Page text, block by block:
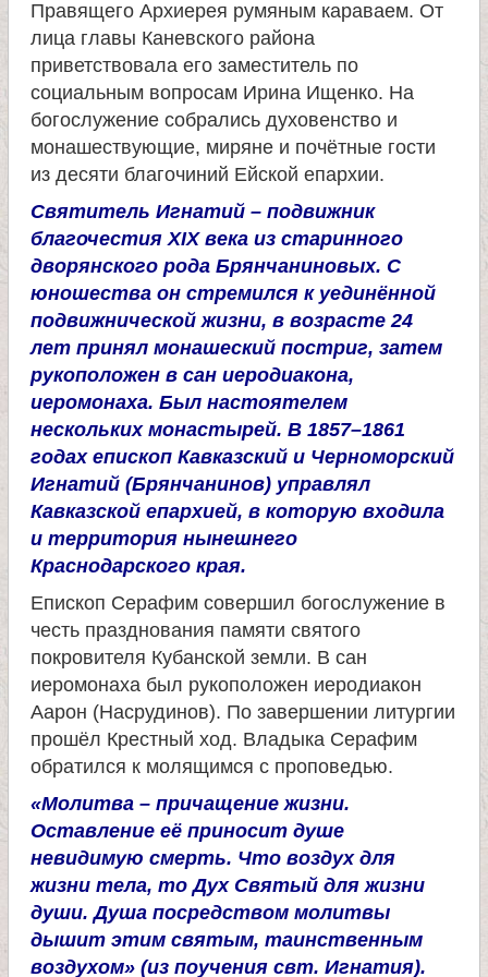
и
к
и
ц
е
л
и
е
л
я
П
а
н
е
Правящего Архиерея румяным караваем. От
лица главы Каневского района
приветствовала его заместитель по
социальным вопросам Ирина Ищенко. На
богослужение собрались духовенство и
монашествующие, миряне и почётные гости
из десяти благочиний Ейской епархии.
Святитель Игнатий – подвижник
благочестия XIX века из старинного
дворянского рода Брянчаниновых. С
юношества он стремился к уединённой
подвижнической жизни, в возрасте 24
лет принял монашеский постриг, затем
рукоположен в сан иеродиакона,
иеромонаха. Был настоятелем
нескольких монастырей. В 1857–1861
годах епископ Кавказский и Черноморский
Игнатий (Брянчанинов) управлял
Кавказской епархией, в которую входила
и территория нынешнего
Краснодарского края.
Епископ Серафим совершил богослужение в
честь празднования памяти святого
покровителя Кубанской земли. В сан
иеромонаха был рукоположен иеродиакон
Аарон (Насрудинов). По завершении литургии
прошёл Крестный ход. Владыка Серафим
обратился к молящимся с проповедью.
«Молитва – причащение жизни.
Оставление её приносит душе
невидимую смерть. Что воздух для
жизни тела, то Дух Святый для жизни
души. Душа посредством молитвы
дышит этим святым, таинственным
воздухом» (из поучения свт. Игнатия).